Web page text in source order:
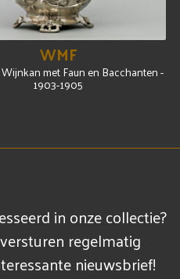
WMF
met Faun en Bacchanten -
1903-1905
in onze collectie?
regelmatig
nieuwsbrief!